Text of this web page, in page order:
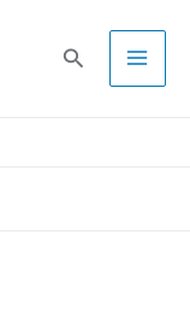
Pesquisa